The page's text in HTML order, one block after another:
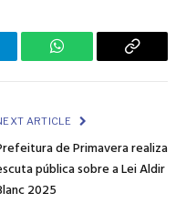
WhatsApp Copy
ARTICLE
de Primavera realiza
pública sobre a Lei Aldir
2025